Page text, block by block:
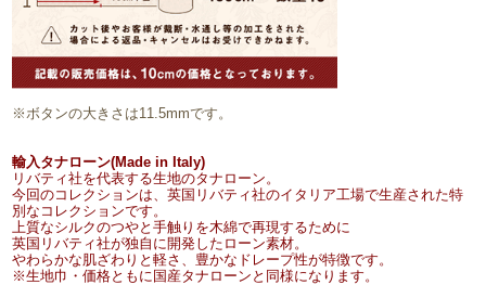
※ボタンの大きさは11.5mmです。
輸入タナローン(Made in Italy)
リバティ社を代表する生地のタナローン。
今回のコレクションは、英国リバティ社のイタリア工場で生産された特
別なコレクションです。
上質なシルクのつやと手触りを木綿で再現するために
英国リバティ社が独自に開発したローン素材。
やわらかな肌ざわりと軽さ、豊かなドレープ性が特徴です。
※生地巾・価格ともに国産タナローンと同様になります。